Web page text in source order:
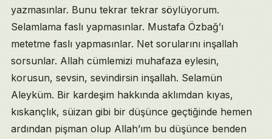
yazmasınlar. Bunu tekrar tekrar söylüyorum.
Selamlama faslı yapmasınlar. Mustafa Özbağ’ı
metetme faslı yapmasınlar. Net sorularını inşallah
sorsunlar. Allah cümlemizi muhafaza eylesin,
korusun, sevsin, sevindirsin inşallah. Selamün
Aleyküm. Bir kardeşim hakkında aklımdan kıyas,
kıskançlık, süizan gibi bir düşünce geçtiğinde hemen
ardından pişman olup Allah’ım bu düşünce benden